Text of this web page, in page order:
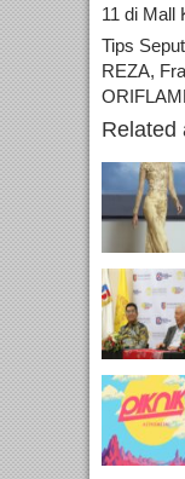
11 di Mall
Tips
REZA,
Related